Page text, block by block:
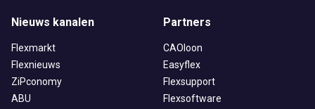
Nieuws kanalen
Flexmarkt
Flexnieuws
ZiPconomy
ABU
Partners
CAOloon
Easyflex
Flexsupport
Flexsoftware